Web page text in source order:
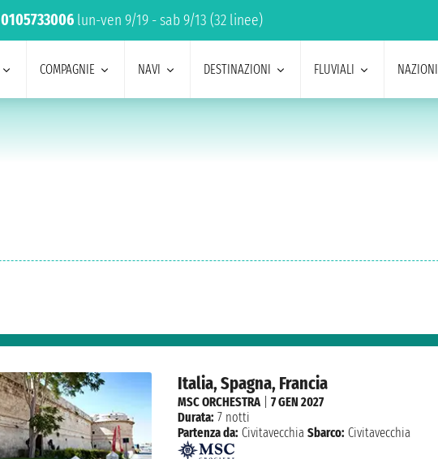
0105733006 lun-ven 9/19 - sab 9/13 (32 linee)
COMPAGNIE NAVI DESTINAZIONI FLUVIALI NAZIONI
Italia, Spagna, Francia
MSC ORCHESTRA| 7 GEN 2027
Durata: 7 notti
Partenza da: Civitavecchia Sbarco: Civitavecchia